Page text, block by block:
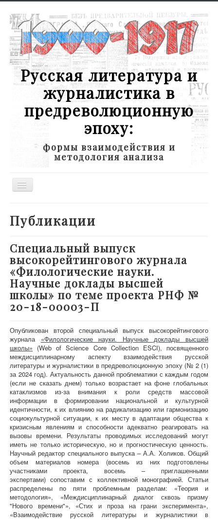
Русская литература и
журналистика в
предреволюционную
эпоху:
формы взаимодействия и
методология анализа
Toggle
О проекте
Приглашенные эксперты
Научная работа
Как работать с сайтом
Контакты
Публикации
Специальный выпуск
высокорейтингового журнала
«Филологические науки.
Научные доклады высшей
школы» по теме проекта РНФ №
20-18-00003-П
Опубликован второй специальный выпуск высокорейтингового
журнала «Филологические науки. Научные доклады высшей
школы» (Web of Science Core Collection ESCI), посвященного
междисциплинарному аспекту взаимодействия русской
литературы и журналистики в предреволюционную эпоху (№ 2 (1)
за 2024 год). Актуальность данной проблематики с каждым годом
(если не сказать днем) только возрастает на фоне глобальных
катаклизмов из-за внимания к роли средств массовой
информации в формировании национальной и культурной
идентичности, к их влиянию на радикализацию или гармонизацию
социокультурной ситуации, к их месту в адаптации общества к
кризисным явлениям и способности адекватно реагировать на
вызовы времени. Результаты проводимых исследований могут
иметь не только историческую, но и прогностическую ценность.
Научный редактор специального выпуска – А.А. Холиков. Общий
объем материалов номера (восемь из них подготовлены
участниками проекта, восемь – приглашенными
экспертами) сопоставим с коллективной монографией. Статьи
распределены по пяти проблемным разделам: «Теория и
методология», «Междисциплинарный диалог сквозь призму
"Нового времени"», «Стих и проза на грани эксперимента»,
«Взаимодействие русской литературы и журналистики в